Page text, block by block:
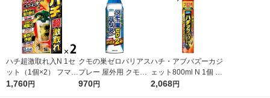
ハチ超激取れ入N 1セ
ット（1個×2） フマキ
ラー
1,760円
クモの巣ゼロバリアス
プレー 屋外用 クモの
駆除 巣作り防止 450
970円
ハチ・アブバズーカジ
ェット800ml N 1個 フ
マキラー
2,068円